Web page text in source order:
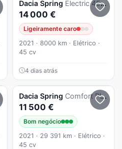
Dacia Spring Electric 45 Comfort Plus
14 000 €
Ligeiramente caro
2021 · 8000 km · Elétrico ·
45 cv
4 dias atrás
Dacia Spring Comfort Plus
11 500 €
Bom negócio
2021 · 29 391 km · Elétrico ·
45 cv